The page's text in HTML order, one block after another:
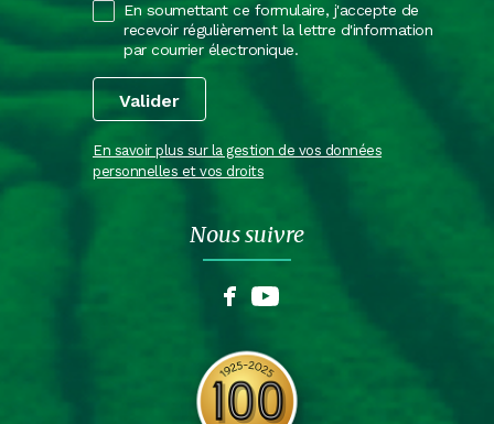
En soumettant ce formulaire, j'accepte de
recevoir régulièrement la lettre d'information
par courrier électronique.
En savoir plus sur la gestion de vos données
personnelles et vos droits
Nous suivre